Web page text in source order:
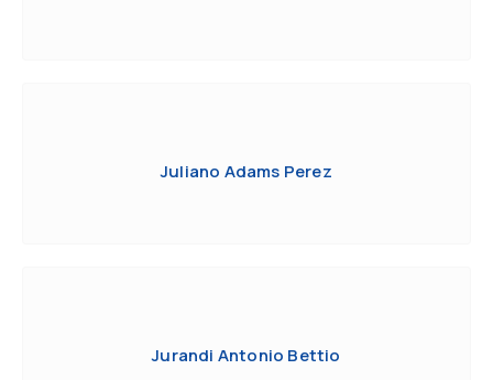
Juliano Adams Perez
Jurandi Antonio Bettio